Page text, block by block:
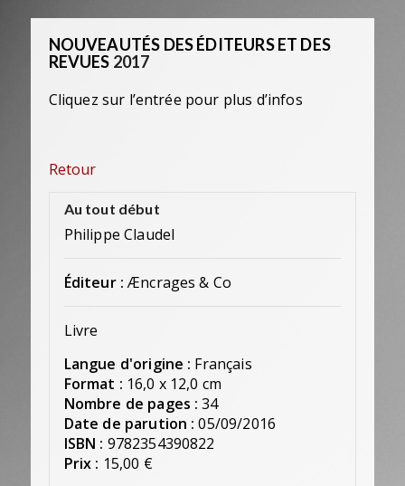
NOUVEAUTÉS DES ÉDITEURS ET DES
REVUES 2017
Cliquez sur l’entrée pour plus d’infos
Retour
Au tout début
Philippe Claudel
Éditeur : Æncrages & Co
Livre
Langue d'origine : Français
Format : 16,0 x 12,0 cm
Nombre de pages : 34
Date de parution : 05/09/2016
ISBN : 9782354390822
Prix : 15,00 €